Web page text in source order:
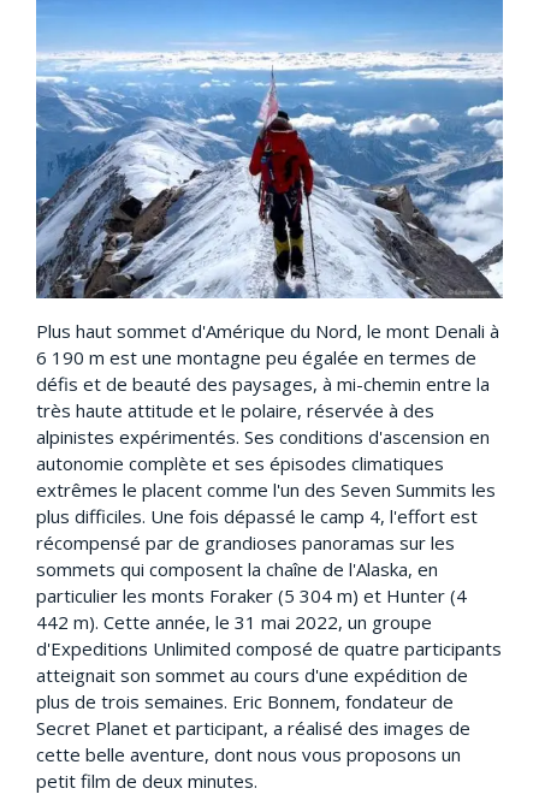
Plus haut sommet d'Amérique du Nord, le mont Denali à
6 190 m est une montagne peu égalée en termes de
défis et de beauté des paysages, à mi-chemin entre la
très haute attitude et le polaire, réservée à des
alpinistes expérimentés. Ses conditions d'ascension en
autonomie complète et ses épisodes climatiques
extrêmes le placent comme l'un des Seven Summits les
plus difficiles. Une fois dépassé le camp 4, l'effort est
récompensé par de grandioses panoramas sur les
sommets qui composent la chaîne de l'Alaska, en
particulier les monts Foraker (5 304 m) et Hunter (4
442 m). Cette année, le 31 mai 2022, un groupe
d'Expeditions Unlimited composé de quatre participants
atteignait son sommet au cours d'une expédition de
plus de trois semaines. Eric Bonnem, fondateur de
Secret Planet et participant, a réalisé des images de
cette belle aventure, dont nous vous proposons un
petit film de deux minutes.